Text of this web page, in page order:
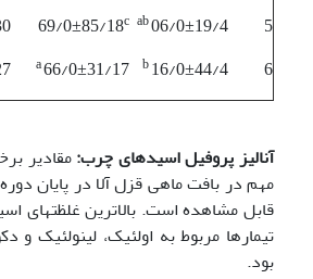
5
06/0±19/4
69/0±85/18c
6
16/0±44/4
66/0±31/17
آنالیز پروفیل اسیدهای چرب:مقادیر
قابل مشاهده است. بالاترین غلظتهای
تیمارها مربوط به اولئیک، لینولئیک و
بود.